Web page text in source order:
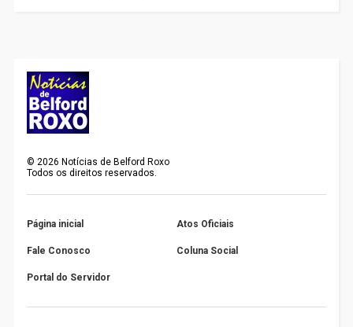
©2026 Notícias de Belford Roxo
Todos os direitos reservados.
Página inicial Atos Oficiais
Fale Conosco Coluna Social
Portal do Servidor